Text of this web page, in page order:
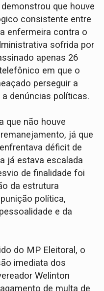
que houve
consistente entre
enfermeira contra o
sofrida por
apenas 26
em que o
perseguir a
denúncias políticas.
que não houve
já que
déficit de
já estava escalada
de finalidade foi
da estrutura
política,
e da
do MP Eleitoral, o
imediata dos
Welinton
de multa de